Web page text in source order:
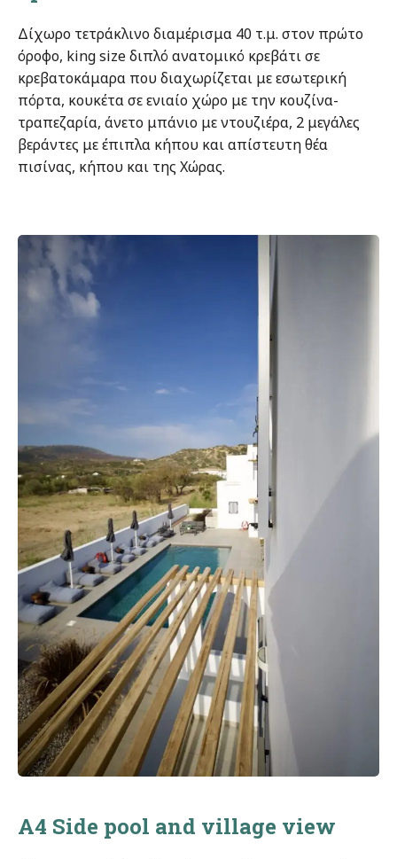
Δίχωρο τετράκλινο διαμέρισμα 40 τ.μ. στον πρώτο
όροφο, king size διπλό ανατομικό κρεβάτι σε
κρεβατοκάμαρα που διαχωρίζεται με εσωτερική
πόρτα, κουκέτα σε ενιαίο χώρο με την κουζίνα-
τραπεζαρία, άνετο μπάνιο με ντουζιέρα, 2 μεγάλες
βεράντες με έπιπλα κήπου και απίστευτη θέα
πισίνας, κήπου και της Χώρας.
A4 Side pool and village view